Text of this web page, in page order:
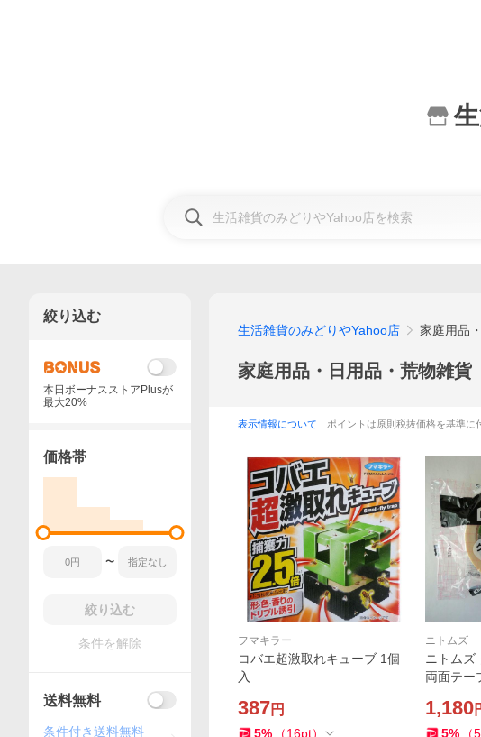
生活雑貨のみどりやYahoo店 家庭用品
家庭用品・日用品・荒物雑貨
表示情報について ｜ポイントは原則税抜価格を基準
フマキラー
コバエ超激取れキューブ 1個
入
387円
5% （16pt）
ニトムズ
ニトムズ
両面テープ Ｎｏ．５
1,180
5% （
絞り込む
本日ボーナスストアPlusが
最大20%
価格帯
〜
絞り込む
条件を解除
送料無料
条件付き送料無料